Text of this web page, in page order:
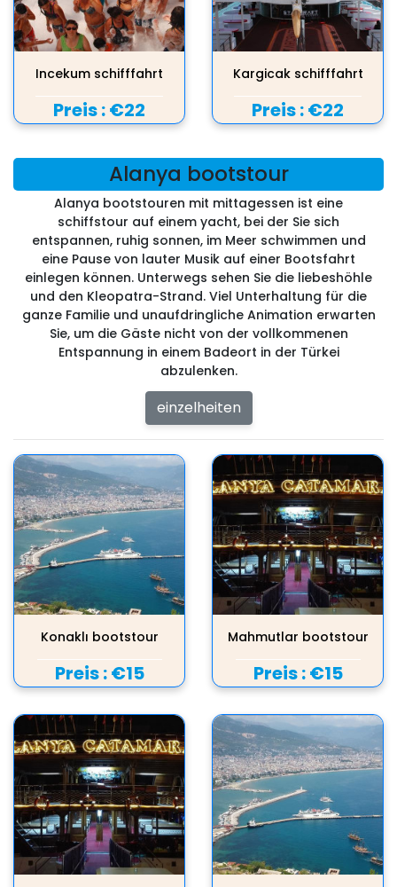
Incekum schifffahrt
Preis :€22
Kargicak schifffahrt
Preis :€22
Alanya bootstour
Alanya bootstouren mit mittagessen ist eine
schiffstour auf einem yacht, bei der Sie sich
entspannen, ruhig sonnen, im Meer schwimmen und
eine Pause von lauter Musik auf einer Bootsfahrt
einlegen können. Unterwegs sehen Sie die liebeshöhle
und den Kleopatra-Strand. Viel Unterhaltung für die
ganze Familie und unaufdringliche Animation erwarten
Sie, um die Gäste nicht von der vollkommenen
Entspannung in einem Badeort in der Türkei
abzulenken.
einzelheiten
Konaklı bootstour
Preis :€15
Mahmutlar bootstour
Preis :€15